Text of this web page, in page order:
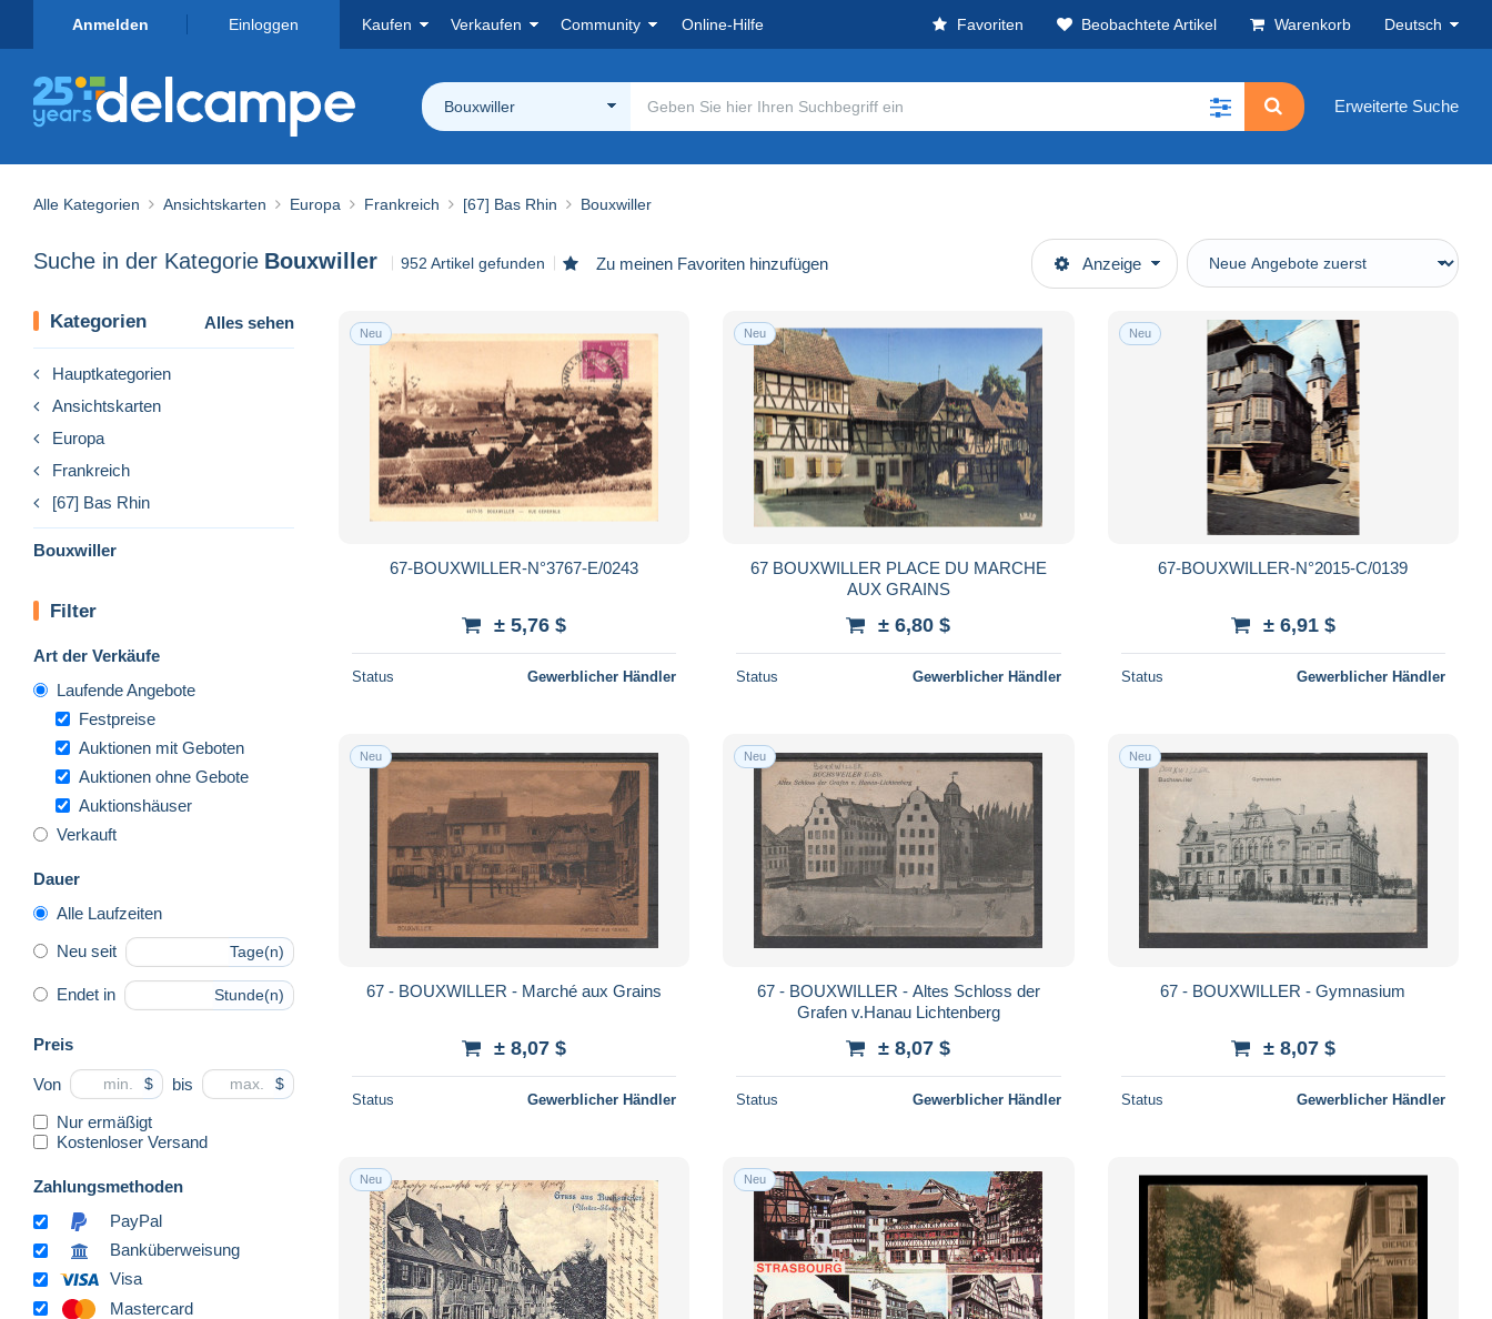
Anmelden Einloggen Kaufen Verkaufen Community Online-Hilfe Favoriten Beobachtete Artikel Warenkorb Deutsch
Bouxwiller Erweiterte Suche
Alle Kategorien Ansichtskarten Europa Frankreich [67] Bas Rhin Bouxwiller
Suche in der Kategorie Bouxwiller 952 Artikel gefunden Zu meinen Favoriten hinzufügen Anzeige
Kategorien Alles sehen
Hauptkategorien
Ansichtskarten
Europa
Frankreich
[67] Bas Rhin
Bouxwiller
Filter
Art der Verkäufe
Laufende Angebote
Festpreise
Auktionen mit Geboten
Auktionen ohne Gebote
Auktionshäuser
Verkauft
Dauer
Alle Laufzeiten
Neu seit Tage(n)
Endet in Stunde(n)
Preis
Von $ bis $
Nur ermäßigt
Kostenloser Versand
Zahlungsmethoden
PayPal
Banküberweisung
Visa
Mastercard
Neu
67-BOUXWILLER-N°3767-E/0243
± 5,76 $
Status Gewerblicher Händler
Neu
67 BOUXWILLER PLACE DU MARCHE
AUX GRAINS
± 6,80 $
Status Gewerblicher Händler
Neu
67-BOUXWILLER-N°2015-C/0139
± 6,91 $
Status Gewerblicher Händler
Neu
67 - BOUXWILLER - Marché aux Grains
± 8,07 $
Status Gewerblicher Händler
Neu
67 - BOUXWILLER - Altes Schloss der
Grafen v.Hanau Lichtenberg
± 8,07 $
Status Gewerblicher Händler
Neu
67 - BOUXWILLER - Gymnasium
± 8,07 $
Status Gewerblicher Händler
Neu Neu